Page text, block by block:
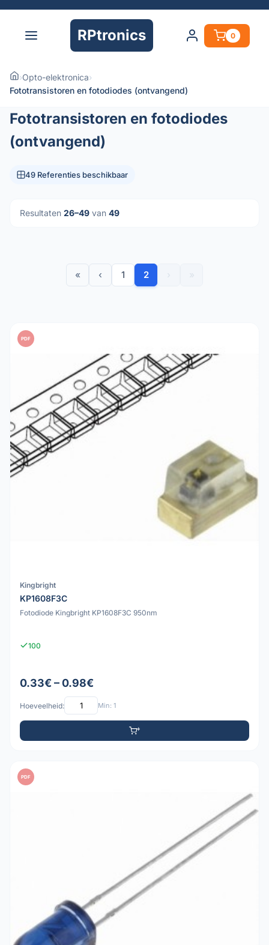
RPtronics 0
›Opto-elektronica›
Fototransistoren en fotodiodes (ontvangend)
Fototransistoren en fotodiodes
(ontvangend)
49 Referenties beschikbaar
Resultaten 26–49 van 49
« ‹ 1 2
PDF
Kingbright
KP1608F3C
Fotodiode Kingbright KP1608F3C 950nm
100
0.33€ – 0.98€
Hoeveelheid: Min: 1
PDF